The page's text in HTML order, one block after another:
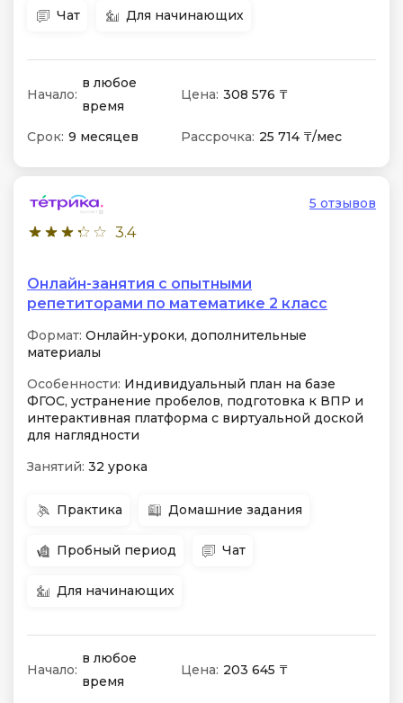
Чат Для начинающих
Начало:
в любое
время
Цена: 308 576 ₸
Срок: 9 месяцев Рассрочка: 25 714 ₸/мес
3.4
5 отзывов
Онлайн-занятия с опытными
репетиторами по математике 2 класс
Формат: Онлайн-уроки, дополнительные
материалы
Особенности: Индивидуальный план на базе
ФГОС, устранение пробелов, подготовка к ВПР и
интерактивная платформа с виртуальной доской
для наглядности
Занятий: 32 урока
Практика Домашние задания
Пробный период Чат
Для начинающих
Начало:
в любое
время
Цена: 203 645 ₸